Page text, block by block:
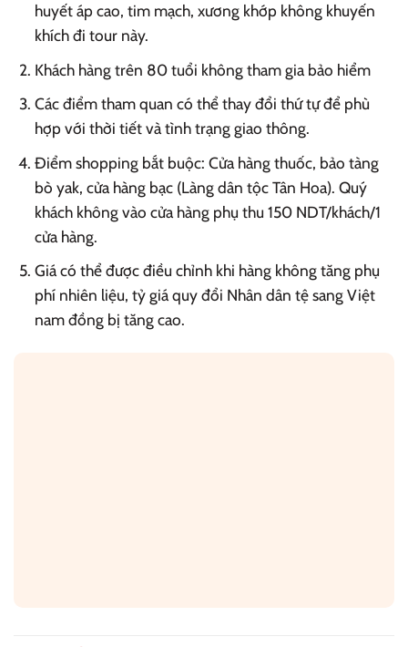
huyết áp cao, tim mạch, xương khớp không khuyến
khích đi tour này.
Khách hàng trên 80 tuổi không tham gia bảo hiểm
Các điểm tham quan có thể thay đổi thứ tự để phù
hợp với thời tiết và tình trạng giao thông.
Điểm shopping bắt buộc: Cửa hàng thuốc, bảo tàng
bò yak, cửa hàng bạc (Làng dân tộc Tân Hoa). Quý
khách không vào cửa hàng phụ thu 150 NDT/khách/1
cửa hàng.
Giá có thể được điều chỉnh khi hàng không tăng phụ
phí nhiên liệu, tỷ giá quy đổi Nhân dân tệ sang Việt
nam đồng bị tăng cao.